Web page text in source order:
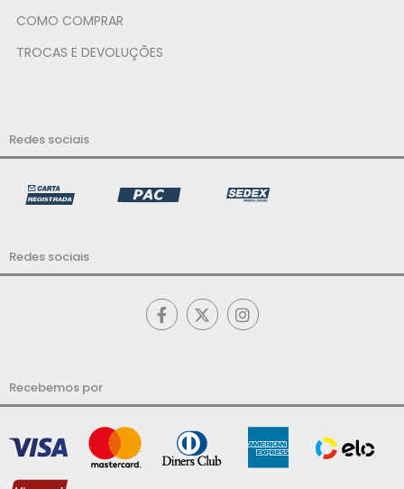
COMO COMPRAR
TROCAS E DEVOLUÇÕES
Redes sociais
Redes sociais
Recebemos por